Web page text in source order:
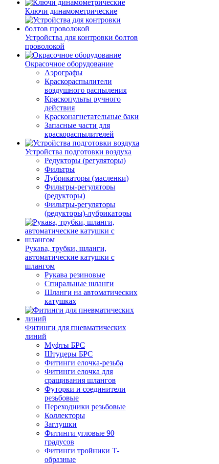
Ключи динамометрические
Устройства для контровки болтов
проволокой
Окрасочное оборудование
Аэрографы
Краскораспылители
воздушного распыления
Краскопульты ручного
действия
Красконагнетательные баки
Запасные части для
краскораспылителей
Устройства подготовки воздуха
Редукторы (регуляторы)
Фильтры
Лубрикаторы (масленки)
Фильтры-регуляторы
(редукторы)
Фильтры-регуляторы
(редукторы)-лубрикаторы
Рукава, трубки, шланги,
автоматические катушки с
шлангом
Рукава резиновые
Спиральные шланги
Шланги на автоматических
катушках
Фитинги для пневматических
линий
Муфты БРС
Штуцеры БРС
Фитинги елочка-резьба
Фитинги елочка для
сращивания шлангов
Футорки и соединители
резьбовые
Переходники резьбовые
Коллекторы
Заглушки
Фитинги угловые 90
градусов
Фитинги тройники Т-
образные